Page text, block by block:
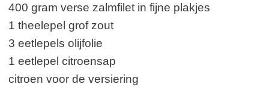
400 gram verse zalmfilet in fijne plakjes
1 theelepel grof zout
3 eetlepels olijfolie
1 eetlepel citroensap
citroen voor de versiering